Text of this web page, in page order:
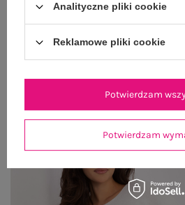
ZWROTY I REKLAMACJE
OSTATNIO
Analityczne pliki cookie
Reklamowe pliki cookie
Potwierdzam
Potwierdzam